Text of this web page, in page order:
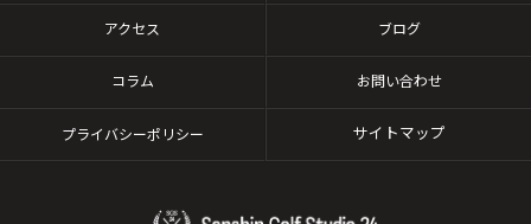
アクセス ブログ
コラム お問い合わせ
プライバシーポリシー サイトマップ